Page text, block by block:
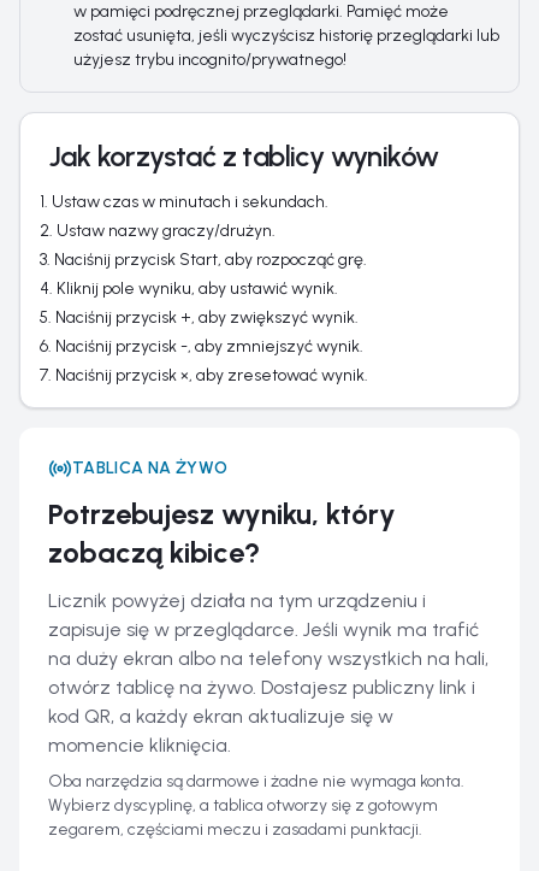
w pamięci podręcznej przeglądarki. Pamięć może
zostać usunięta, jeśli wyczyścisz historię przeglądarki lub
użyjesz trybu incognito/prywatnego!
Jak korzystać z tablicy wyników
Ustaw czas w minutach i sekundach.
Ustaw nazwy graczy/drużyn.
Naciśnij przycisk Start, aby rozpocząć grę.
Kliknij pole wyniku, aby ustawić wynik.
Naciśnij przycisk +, aby zwiększyć wynik.
Naciśnij przycisk -, aby zmniejszyć wynik.
Naciśnij przycisk ×, aby zresetować wynik.
TABLICA NA ŻYWO
Potrzebujesz wyniku, który
zobaczą kibice?
Licznik powyżej działa na tym urządzeniu i
zapisuje się w przeglądarce. Jeśli wynik ma trafić
na duży ekran albo na telefony wszystkich na hali,
otwórz tablicę na żywo. Dostajesz publiczny link i
kod QR, a każdy ekran aktualizuje się w
momencie kliknięcia.
Oba narzędzia są darmowe i żadne nie wymaga konta.
Wybierz dyscyplinę, a tablica otworzy się z gotowym
zegarem, częściami meczu i zasadami punktacji.